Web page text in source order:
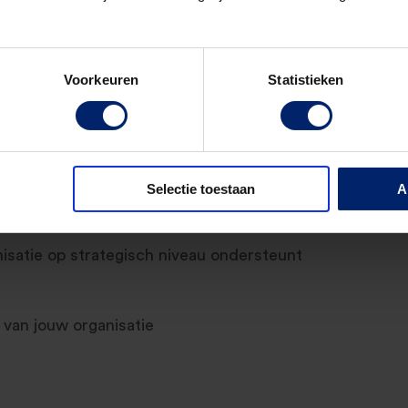
Voorkeuren Statistieken
Selectie toestaan
met hbo werk- en denkniveau die een
en benutten in de praktijk
op strategisch niveau ondersteunt
jouw organisatie